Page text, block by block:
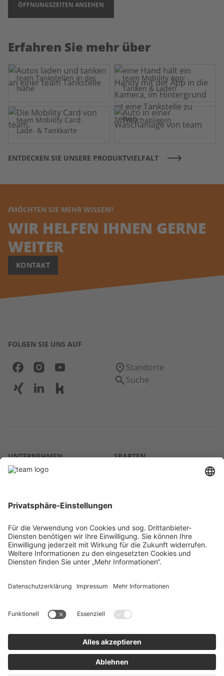
ÖFFNUNGSZEITEN ANSEHEN
Erfahren Sie mehr über
team Tankstellen in der
Nähe
team Mobility App:
Tanken & Laden
team Mobility Card:
Lade- & Tankkarte
Waschanlagen
ENTDECKEN SIE UNSERE PRODUKTVIELFALT
MÖCHTEN SIE MEHR WISSEN?
WIR HELFEN IHNEN GERNE
WEITER
KONTAKT
FOLGEN SIE UNS AUF
Standorte
Suche
UNTERNEHMEN
Über uns
Karriere
Kontakt
SPARTEN
RECHTLICHES
Lieferkette
Barrierefreiheitserklärung
Code of Conduct